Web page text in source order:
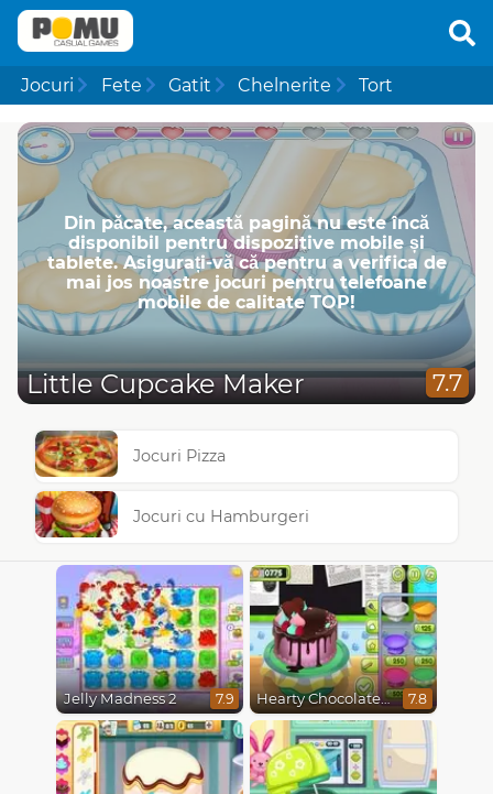
Jocuri Fete Gatit Chelnerite Tort
Din păcate, această pagină nu este încă
disponibil pentru dispozitive mobile și
tablete. Asigurați-vă că pentru a verifica de
mai jos noastre jocuri pentru telefoane
mobile de calitate TOP!
Little Cupcake Maker 7.7
Jocuri Pizza
Jocuri cu Hamburgeri
Jelly Madness 2 7.9 Hearty Chocolate Cake 7.8